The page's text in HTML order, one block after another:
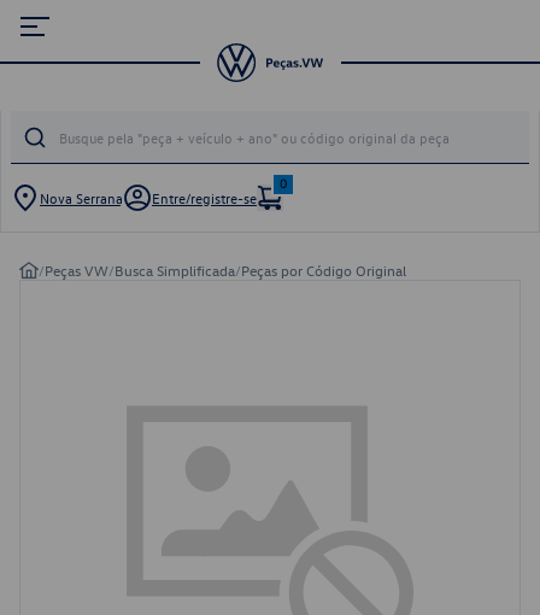
Nova Serrana Entre/registre-se
0
/Peças VW/Busca Simplificada/Peças por Código Original